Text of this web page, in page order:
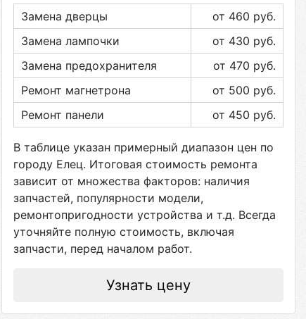
Замена дверцы от 460 руб.
Замена лампочки
от 430 руб.
Замена предохранителя
от 470 руб.
Ремонт магнетрона
от 500 руб.
Ремонт панели
от 450 руб.
В таблице указан примерный диапазон цен по
городу Елец. Итоговая стоимость ремонта
зависит от множества факторов: наличия
запчастей, популярности модели,
ремонтопригодности устройства и т.д. Всегда
уточняйте полную стоимость, включая
запчасти, перед началом работ.
Узнать цену